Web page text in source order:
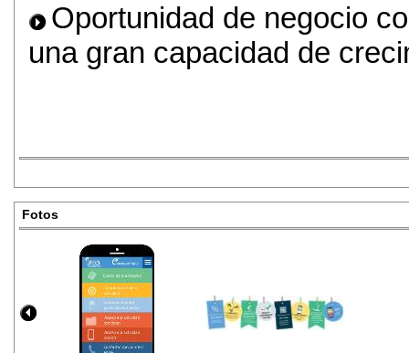
Oportunidad de negocio
una gran capacidad de
Fotos